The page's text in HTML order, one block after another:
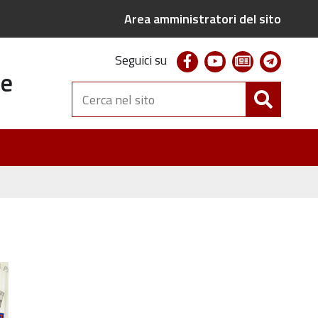
Area amministratori del sito
Seguici su facebookyoutubenewsletter
Cerca
nel
sito